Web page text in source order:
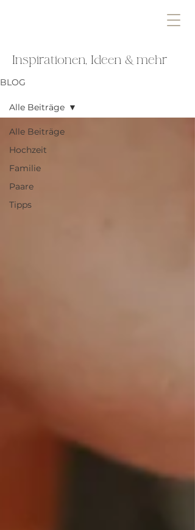
Inspirationen, Ideen & mehr
BLOG
Alle Beiträge
Hochzeit
Familie
Paare
Tipps
Alle Beiträge